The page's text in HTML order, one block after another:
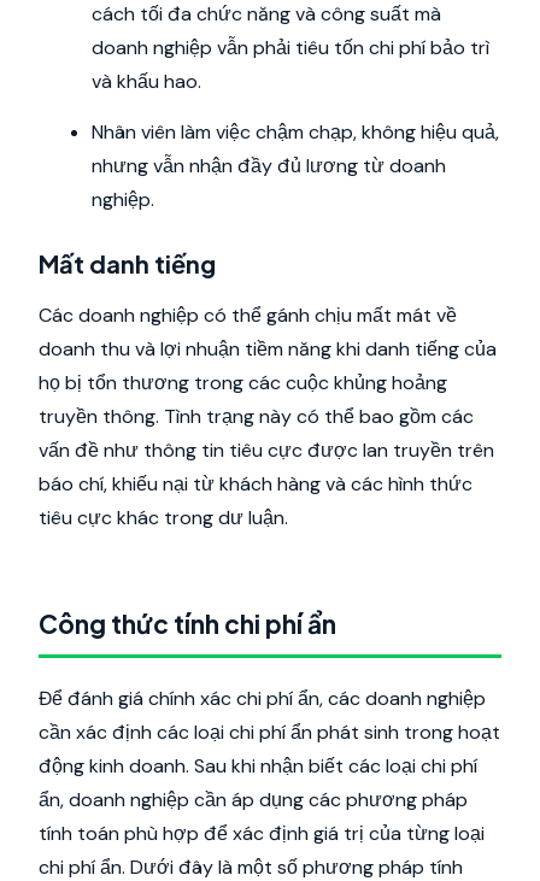
cách tối đa chức năng và công suất mà
doanh nghiệp vẫn phải tiêu tốn chi phí bảo trì
và khấu hao.
Nhân viên làm việc chậm chạp, không hiệu quả,
nhưng vẫn nhận đầy đủ lương từ doanh
nghiệp.
Mất danh tiếng
Các doanh nghiệp có thể gánh chịu mất mát về
doanh thu và lợi nhuận tiềm năng khi danh tiếng của
họ bị tổn thương trong các cuộc khủng hoảng
truyền thông. Tình trạng này có thể bao gồm các
vấn đề như thông tin tiêu cực được lan truyền trên
báo chí, khiếu nại từ khách hàng và các hình thức
tiêu cực khác trong dư luận.
Công thức tính chi phí ẩn
Để đánh giá chính xác chi phí ẩn, các doanh nghiệp
cần xác định các loại chi phí ẩn phát sinh trong hoạt
động kinh doanh. Sau khi nhận biết các loại chi phí
ẩn, doanh nghiệp cần áp dụng các phương pháp
tính toán phù hợp để xác định giá trị của từng loại
chi phí ẩn. Dưới đây là một số phương pháp tính